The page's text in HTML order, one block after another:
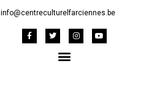
info@centreculturelfarciennes.be